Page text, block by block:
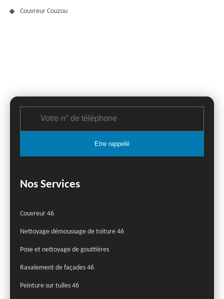
Couvreur Couzou
Nos Services
Couvreur 46
Nettoyage démoussage de toiture 46
Pose et nettoyage de gouttières
Ravalement de façades 46
Peinture sur tuiles 46